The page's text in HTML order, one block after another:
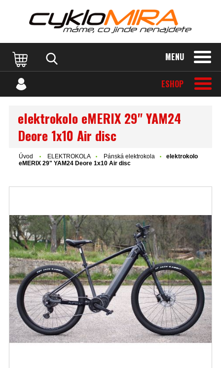
MENU
ESHOP
elektrokolo eMERIX 29" YAM24
Deore 1x10 Air disc
Úvod ELEKTROKOLA Pánská elektrokola
elektrokolo
eMERIX 29" YAM24 Deore 1x10 Air disc